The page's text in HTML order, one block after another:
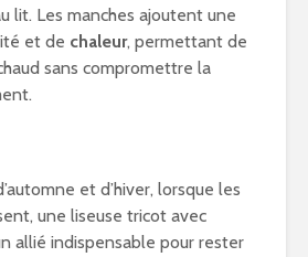
lit. Les manches ajoutent une
et de chaleur, permettant de
sans compromettre la
et d’hiver, lorsque les
une liseuse tricot avec
allié indispensable pour rester